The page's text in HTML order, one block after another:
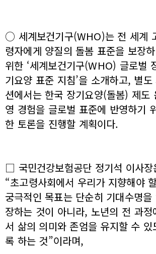
○ 세계보건기구(WHO)는 전 세계
령자에게 양질의 돌봄 표준을 보장
위한 ‘세계보건기구(WHO) 글로벌
기요양 표준 지침’을 소개하고, 별도
션에서는 한국 장기요양(돌봄) 제도
영 경험을 글로벌 표준에 반영하기
한 토론을 진행할 계획이다.
□ 국민건강보험공단 정기석 이사장
“초고령사회에서 우리가 지향해야
궁극적인 목표는 단순히 기대수명을
장하는 것이 아니라, 노년의 전 과정
서 삶의 의미와 존엄을 유지할 수 있
록 하는 것”이라며,